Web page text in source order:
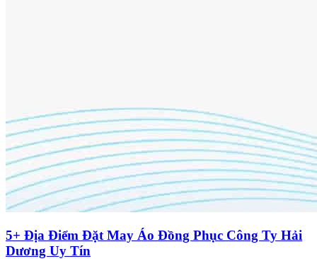
5+ Địa Điểm Đặt May Áo Đồng Phục Công Ty Hải
Dương Uy Tín